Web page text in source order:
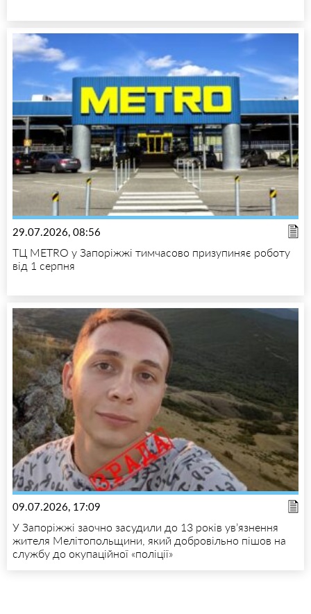
29.07.2026, 08:56
ТЦ METRO у Запоріжжі тимчасово призупиняє роботу
від 1 серпня
09.07.2026, 17:09
У Запоріжжі заочно засудили до 13 років ув’язнення
жителя Мелітопольщини, який добровільно пішов на
службу до окупаційної «поліції»